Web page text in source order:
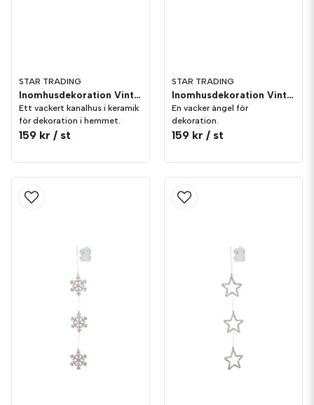
STAR TRADING
Inomhusdekoration Vinter Hus 21cm Porslin
Ett vackert kanalhus i keramik
för dekoration i hemmet.
159 kr / st
STAR TRADING
Inomhusdekoration Vinter Ängel Porslin
En vacker ängel för
dekoration.
159 kr / st